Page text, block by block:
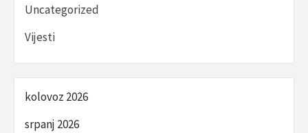
Uncategorized
Vijesti
kolovoz 2026
srpanj 2026